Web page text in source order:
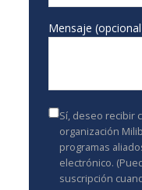
Mensaje
Sí, deseo recibir
organización
programas
electrónico.
suscripción